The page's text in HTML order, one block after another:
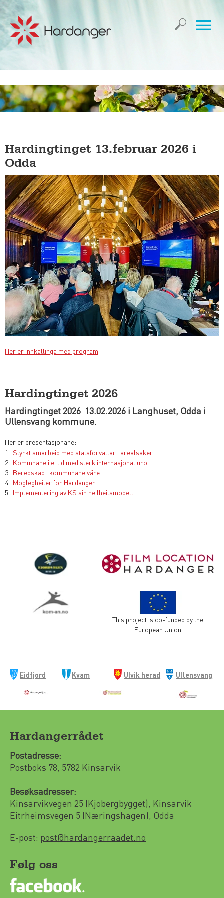
Hardingtinget 13.februar 2026 i
Odda
Her er innkallinga med program
Hardingtinget 2026
Hardingtinget 2026 13.02.2026 i Langhuset, Odda i
Ullensvang kommune.
Her er presentasjonane:
1. Styrkt smarbeid med statsforvaltar i arealsaker
2. Kommnane i ei tid med sterk internasjonal uro
3. Beredskap i kommunane våre
4. Moglegheiter for Hardanger
5.
Implementering av KS sin heilheitsmodell.
This project is co-funded by the
European Union
Eidfjord
Kvam
Ulvik herad
Ullensvang
Hardangerrådet
Postadresse:
Postboks 78, 5782 Kinsarvik
Besøksadresser:
Kinsarvikvegen 25 (Kjobergbygget), Kinsarvik
Eitrheimsvegen 5 (Næringshagen), Odda
E-post: post@hardangerraadet.no
Følg oss